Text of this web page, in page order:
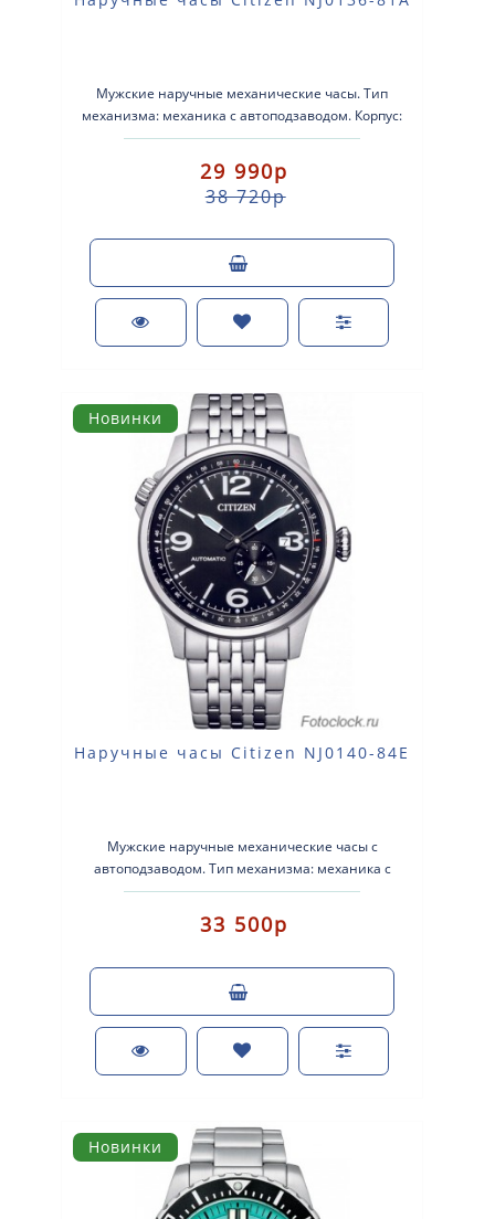
Мужские наручные механические часы. Тип
механизма: механика с автоподзаводом. Корпус:
нержавеющая сталь. Браслет: ..
29 990р
38 720р
Новинки
Наручные часы Citizen NJ0140-84E
Мужские наручные механические часы с
автоподзаводом. Тип механизма: механика с
автоматическим заводом. Корпус: нержавеющая..
33 500р
Новинки